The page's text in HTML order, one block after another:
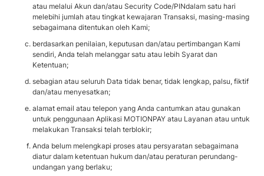
atau melalui Akun dan/atau Security Code/PINdalam satu hari
melebihi jumlah atau tingkat kewajaran Transaksi, masing-masing
sebagaimana ditentukan oleh Kami;
berdasarkan penilaian, keputusan dan/atau pertimbangan Kami
sendiri, Anda telah melanggar satu atau lebih Syarat dan
Ketentuan;
sebagian atau seluruh Data tidak benar, tidak lengkap, palsu, fiktif
dan/atau menyesatkan;
alamat email atau telepon yang Anda cantumkan atau gunakan
untuk penggunaan Aplikasi MOTIONPAY atau Layanan atau untuk
melakukan Transaksi telah terblokir;
Anda belum melengkapi proses atau persyaratan sebagaimana
diatur dalam ketentuan hukum dan/atau peraturan perundang-
undangan yang berlaku;